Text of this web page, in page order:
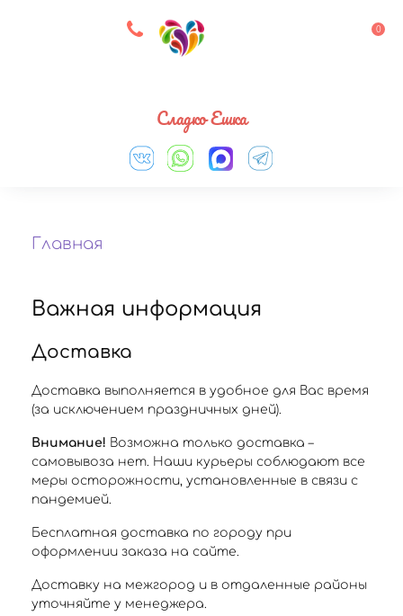
8 927 083 33 05 0
Сладко Ешка
Главная
Важная информация
Доставка
Доставка выполняется в удобное для Вас время
(за исключением праздничных дней).
Внимание! Возможна только доставка –
самовывоза нет. Наши курьеры соблюдают все
меры осторожности, установленные в связи с
пандемией.
Бесплатная доставка по городу при
оформлении заказа на сайте.
Доставку на межгород и в отдаленные районы
уточняйте у менеджера.